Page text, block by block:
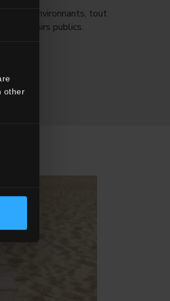
other
verts environnants, tout
de loisirs publics.